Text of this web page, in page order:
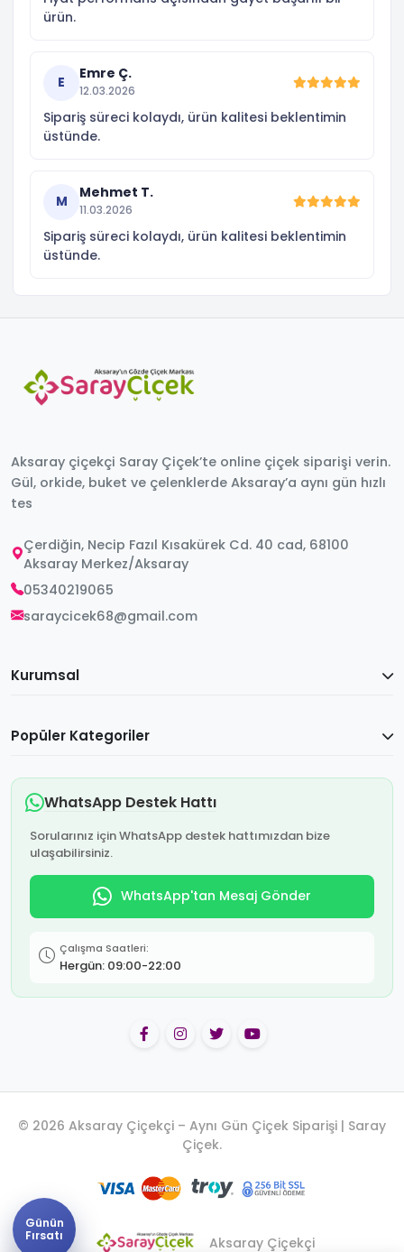
ürün.
E
Emre Ç.
12.03.2026
Sipariş süreci kolaydı, ürün kalitesi beklentimin
üstünde.
M
Mehmet T.
11.03.2026
Sipariş süreci kolaydı, ürün kalitesi beklentimin
üstünde.
Aksaray çiçekçi Saray Çiçek’te online çiçek siparişi verin.
Gül, orkide, buket ve çelenklerde Aksaray’a aynı gün hızlı
tes
Çerdiğin, Necip Fazıl Kısakürek Cd. 40 cad, 68100
Aksaray Merkez/Aksaray
05340219065
saraycicek68@gmail.com
Kurumsal
Popüler Kategoriler
WhatsApp Destek Hattı
Sorularınız için WhatsApp destek hattımızdan bize
ulaşabilirsiniz.
WhatsApp'tan Mesaj Gönder
Çalışma Saatleri:
Hergün: 09:00-22:00
© 2026 Aksaray Çiçekçi – Aynı Gün Çiçek Siparişi | Saray
Çiçek.
Aksaray Çiçekçi
Günün
Fırsatı